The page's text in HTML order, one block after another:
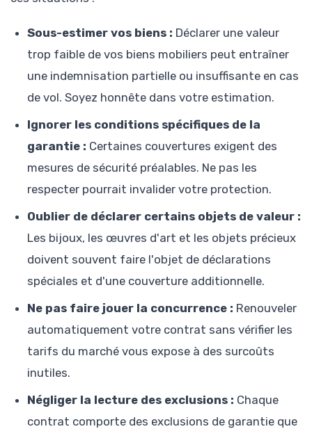
Sous-estimer vos biens : Déclarer une valeur
trop faible de vos biens mobiliers peut entraîner
une indemnisation partielle ou insuffisante en cas
de vol. Soyez honnête dans votre estimation.
Ignorer les conditions spécifiques de la
garantie : Certaines couvertures exigent des
mesures de sécurité préalables. Ne pas les
respecter pourrait invalider votre protection.
Oublier de déclarer certains objets de valeur :
Les bijoux, les œuvres d'art et les objets précieux
doivent souvent faire l'objet de déclarations
spéciales et d'une couverture additionnelle.
Ne pas faire jouer la concurrence : Renouveler
automatiquement votre contrat sans vérifier les
tarifs du marché vous expose à des surcoûts
inutiles.
Négliger la lecture des exclusions : Chaque
contrat comporte des exclusions de garantie que